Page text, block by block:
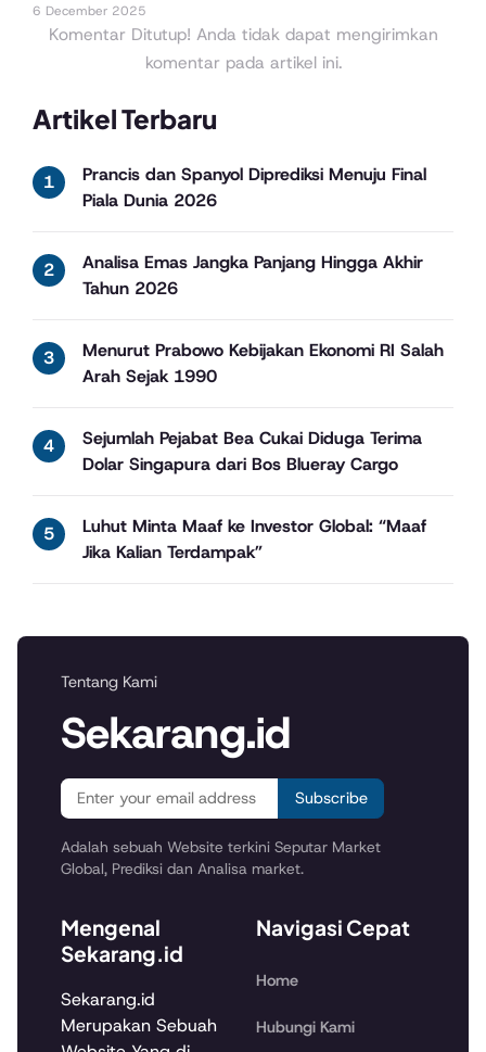
Artikel Terbaru
Prancis dan Spanyol Diprediksi Menuju Final
Piala Dunia 2026
Analisa Emas Jangka Panjang Hingga Akhir
Tahun 2026
Menurut Prabowo Kebijakan Ekonomi RI Salah
Arah Sejak 1990
Sejumlah Pejabat Bea Cukai Diduga Terima
Dolar Singapura dari Bos Blueray Cargo
Luhut Minta Maaf ke Investor Global: “Maaf
Jika Kalian Terdampak”
6 December 2025
Komentar Ditutup! Anda tidak dapat mengirimkan
komentar pada artikel ini.
Tentang Kami
Sekarang.id
Subscribe
Adalah sebuah Website terkini Seputar Market
Global, Prediksi dan Analisa market.
Mengenal
Sekarang.id
Sekarang.id
Merupakan Sebuah
Navigasi Cepat
Home
Hubungi Kami